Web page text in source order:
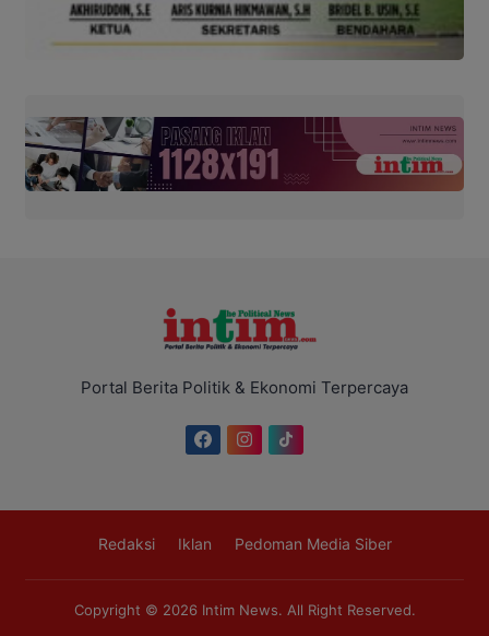
Portal Berita Politik & Ekonomi Terpercaya
Redaksi Iklan Pedoman Media Siber
Copyright © 2026 Intim News. All Right Reserved.